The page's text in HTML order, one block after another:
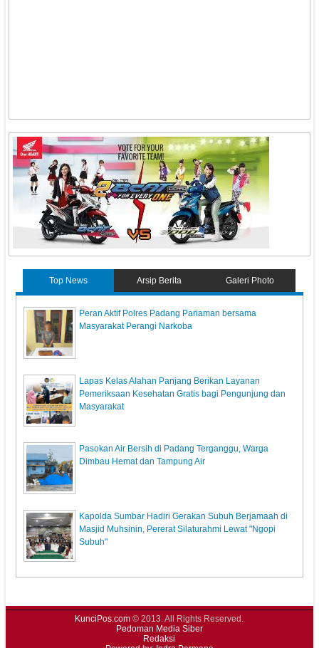
Top News Arsip Berita Galeri Photo
Peran Aktif Polres Padang Pariaman bersama
Masyarakat Perangi Narkoba
Lapas Kelas Alahan Panjang Berikan Layanan
Pemeriksaan Kesehatan Gratis bagi Pengunjung dan
Masyarakat
Pasokan Air Bersih di Padang Terganggu, Warga
Dimbau Hemat dan Tampung Air
Kapolda Sumbar Hadiri Gerakan Subuh Berjamaah di
Masjid Muhsinin, Pererat Silaturahmi Lewat "Ngopi
Subuh"
KunciPos.com © 2013. All Rights Reserved.
Pedoman Media Siber
Redaksi